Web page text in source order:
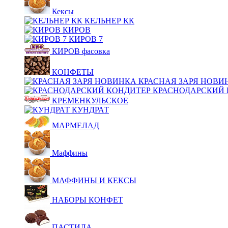
Кексы
КЕЛЬНЕР КК
КИРОВ
КИРОВ 7
КИРОВ фасовка
КОНФЕТЫ
КРАСНАЯ ЗАРЯ
КРАСНОДАРСКИЙ
КРЕМЕНКУЛЬСКОЕ
КУНДРАТ
МАРМЕЛАД
Маффины
МАФФИНЫ И КЕКСЫ
НАБОРЫ КОНФЕТ